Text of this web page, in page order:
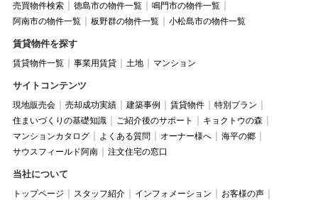
売買物件検索 徳島市の物件一覧
鳴門市の物件一覧
阿南市の物件一覧
板野群の物件一覧 小松島市の物件一覧
賃貸物件を探す
賃貸物件一覧 事業用賃貸 土地 マンション
サイトコンテンツ
現地販売会 売却成功実績 建築事例 賃貸物件
特別プラン
住まいづくりの基礎知識
ご紹介後のサポート
キョクトウの森
マンションカタログ
よくある質問 オーナー様へ
海平の郷
サウスフィールド阿南
注文住宅の窓口
当社について
トップページ スタッフ紹介 インフォメーション
お客様の声